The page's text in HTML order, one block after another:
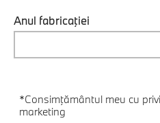
Anul fabricaţiei
*Consimţământul meu cu
marketing